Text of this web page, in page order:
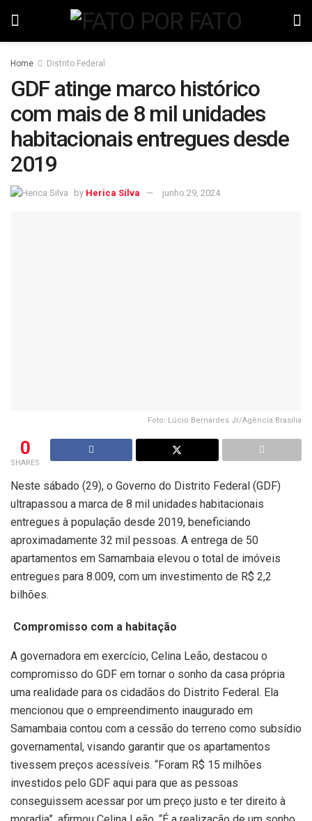
Home Distrito Federal
GDF atinge marco histórico
com mais de 8 mil unidades
habitacionais entregues desde
2019
by Herica Silva junho 29, 2024
Foto: Lúcio Bernardes Jr/Agência Brasília
0
SHARES
Neste sábado (29), o Governo do Distrito Federal (GDF)
ultrapassou a marca de 8 mil unidades habitacionais
entregues à população desde 2019, beneficiando
aproximadamente 32 mil pessoas. A entrega de 50
apartamentos em Samambaia elevou o total de imóveis
entregues para 8.009, com um investimento de R$ 2,2
bilhões.
Compromisso com a habitação
A governadora em exercício, Celina Leão, destacou o
compromisso do GDF em tornar o sonho da casa própria
uma realidade para os cidadãos do Distrito Federal. Ela
mencionou que o empreendimento inaugurado em
Samambaia contou com a cessão do terreno como subsídio
governamental, visando garantir que os apartamentos
tivessem preços acessíveis. “Foram R$ 15 milhões
investidos pelo GDF aqui para que as pessoas
conseguissem acessar por um preço justo e ter direito à